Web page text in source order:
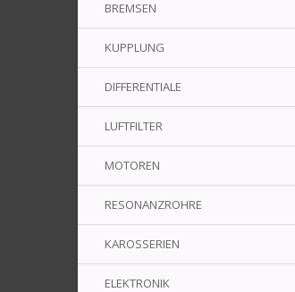
BREMSEN
KUPPLUNG
DIFFERENTIALE
LUFTFILTER
MOTOREN
RESONANZROHRE
KAROSSERIEN
ELEKTRONIK